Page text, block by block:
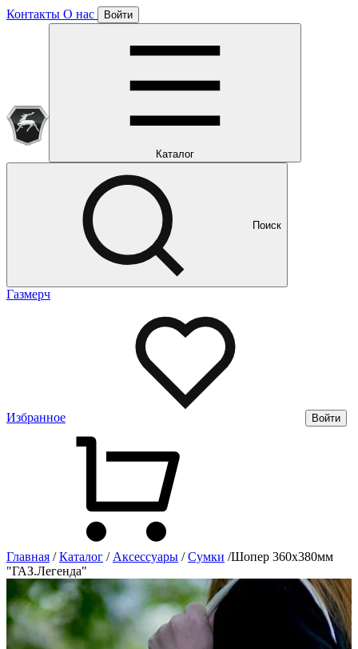
Контакты О нас Войти
Каталог
Поиск
Газмерч
Избранное Войти
Главная / Каталог / Аксессуары / Сумки /Шопер 360х380мм
"ГАЗ.Легенда"
Отлично!
Подписка уже оформлена